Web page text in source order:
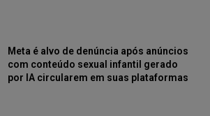
Meta é alvo de denúncia após anúncios
com conteúdo sexual infantil gerado
por IA circularem em suas plataformas